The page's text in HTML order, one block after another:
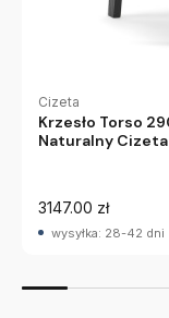
Cizeta
Krzesło Torso
Naturalny Cizeta
3147.00 zł
wysyłka: 28-42 dni